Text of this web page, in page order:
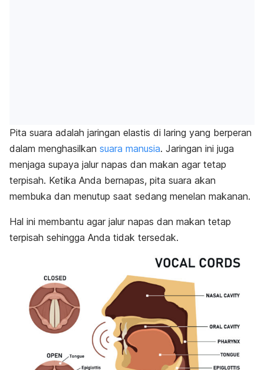
Pita suara adalah jaringan elastis di laring yang berperan
dalam menghasilkan suara manusia. Jaringan ini juga
menjaga supaya jalur napas dan makan agar tetap
terpisah. Ketika Anda bernapas, pita suara akan
membuka dan menutup saat sedang menelan makanan.
Hal ini membantu agar jalur napas dan makan tetap
terpisah sehingga Anda tidak tersedak.